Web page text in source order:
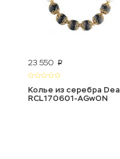
23 550 p
Колье из серебра Dea
RCL170601-AGwON